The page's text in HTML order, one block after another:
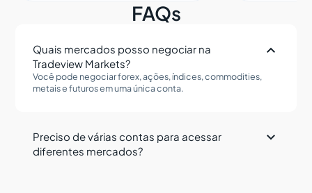
FAQs
Quais mercados posso negociar na
Tradeview Markets?

Você pode negociar forex, ações, índices, commodities,
metais e futuros em uma única conta.
Preciso de várias contas para acessar
diferentes mercados?
